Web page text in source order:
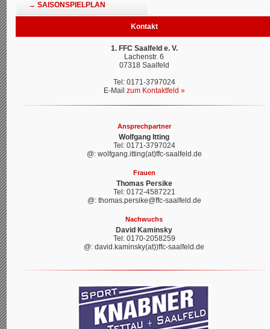
→ SAISONSPIELPLAN
Kontakt
1. FFC Saalfeld e. V.
Lachenstr. 6
07318 Saalfeld
Tel: 0171-3797024
E-Mail zum Kontaktfeld »
Ansprechpartner
Wolfgang Itting
Tel: 0171-3797024
@: wolfgang.itting(at)ffc-saalfeld.de
Frauen
Thomas Persike
Tel: 0172-4587221
@: thomas.persike@ffc-saalfeld.de
Nachwuchs
David Kaminsky
Tel: 0170-2058259
@: david.kaminsky(at))ffc-saalfeld.de